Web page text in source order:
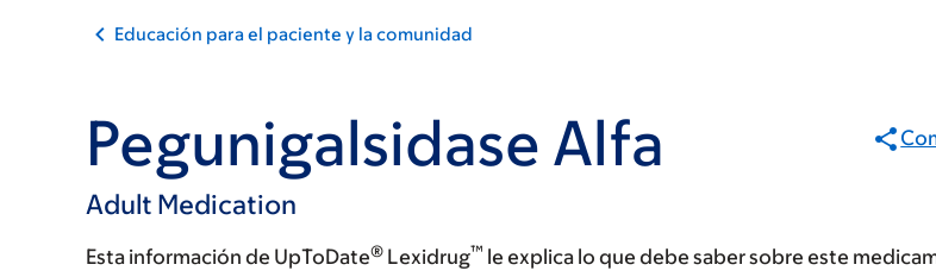
Educación para el paciente y la comunidad
Pegunigalsidase Alfa
Adult Medication
Esta información de UpToDate® Lexidrug™ le explica lo que debe saber sobre este